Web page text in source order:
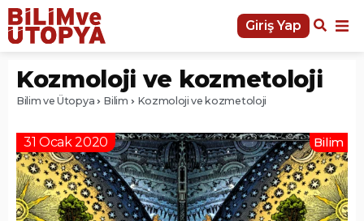
Giriş Yap
Kozmoloji ve kozmetoloji
Bilim ve Ütopya Bilim Kozmoloji ve kozmetoloji
31 Ocak 2020 Bilim